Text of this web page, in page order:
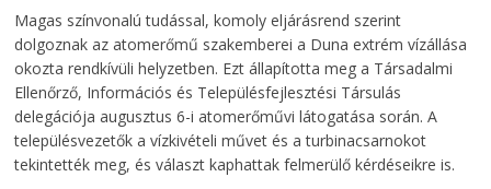
Magas színvonalú tudással, komoly eljárásrend szerint
dolgoznak az atomerőmű szakemberei a Duna extrém vízállása
okozta rendkívüli helyzetben. Ezt állapította meg a Társadalmi
Ellenőrző, Információs és Településfejlesztési Társulás
delegációja augusztus 6-i atomerőművi látogatása során. A
településvezetők a vízkivételi művet és a turbinacsarnokot
tekintették meg, és választ kaphattak felmerülő kérdéseikre is.